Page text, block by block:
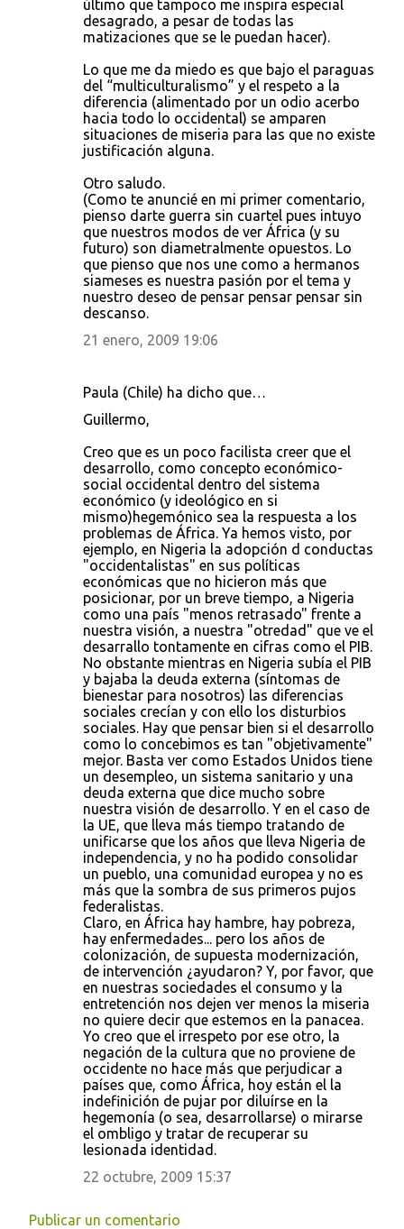
último que tampoco me inspira especial
desagrado, a pesar de todas las
matizaciones que se le puedan hacer).
Lo que me da miedo es que bajo el paraguas
del “multiculturalismo” y el respeto a la
diferencia (alimentado por un odio acerbo
hacia todo lo occidental) se amparen
situaciones de miseria para las que no existe
justificación alguna.
Otro saludo.
(Como te anuncié en mi primer comentario,
pienso darte guerra sin cuartel pues intuyo
que nuestros modos de ver África (y su
futuro) son diametralmente opuestos. Lo
que pienso que nos une como a hermanos
siameses es nuestra pasión por el tema y
nuestro deseo de pensar pensar pensar sin
descanso.
21 enero, 2009 19:06
Paula (Chile) ha dicho que…
Guillermo,
Creo que es un poco facilista creer que el
desarrollo, como concepto económico-
social occidental dentro del sistema
económico (y ideológico en si
mismo)hegemónico sea la respuesta a los
problemas de África. Ya hemos visto, por
ejemplo, en Nigeria la adopción d conductas
"occidentalistas" en sus políticas
económicas que no hicieron más que
posicionar, por un breve tiempo, a Nigeria
como una país "menos retrasado" frente a
nuestra visión, a nuestra "otredad" que ve el
desarrallo tontamente en cifras como el PIB.
No obstante mientras en Nigeria subía el PIB
y bajaba la deuda externa (síntomas de
bienestar para nosotros) las diferencias
sociales crecían y con ello los disturbios
sociales. Hay que pensar bien si el desarrollo
como lo concebimos es tan "objetivamente"
mejor. Basta ver como Estados Unidos tiene
un desempleo, un sistema sanitario y una
deuda externa que dice mucho sobre
nuestra visión de desarrollo. Y en el caso de
la UE, que lleva más tiempo tratando de
unificarse que los años que lleva Nigeria de
independencia, y no ha podido consolidar
un pueblo, una comunidad europea y no es
más que la sombra de sus primeros pujos
federalistas.
Claro, en África hay hambre, hay pobreza,
hay enfermedades... pero los años de
colonización, de supuesta modernización,
de intervención ¿ayudaron? Y, por favor, que
en nuestras sociedades el consumo y la
entretención nos dejen ver menos la miseria
no quiere decir que estemos en la panacea.
Yo creo que el irrespeto por ese otro, la
negación de la cultura que no proviene de
occidente no hace más que perjudicar a
países que, como África, hoy están el la
indefinición de pujar por diluírse en la
hegemonía (o sea, desarrollarse) o mirarse
el ombligo y tratar de recuperar su
lesionada identidad.
22 octubre, 2009 15:37
Publicar un comentario